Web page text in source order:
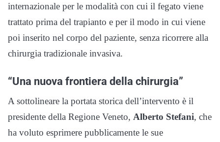
internazionale per le modalità con cui il fegato viene
trattato prima del trapianto e per il modo in cui viene
poi inserito nel corpo del paziente, senza ricorrere alla
chirurgia tradizionale invasiva.
“Una nuova frontiera della chirurgia”
A sottolineare la portata storica dell’intervento è il
presidente della Regione Veneto, Alberto Stefani, che
ha voluto esprimere pubblicamente le sue